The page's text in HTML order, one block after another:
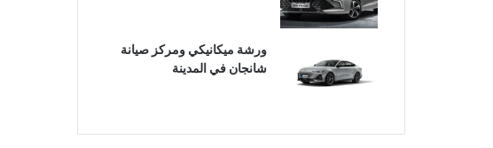
ورشة ميكانيكي ومركز صيانة
شانجان في المدينة